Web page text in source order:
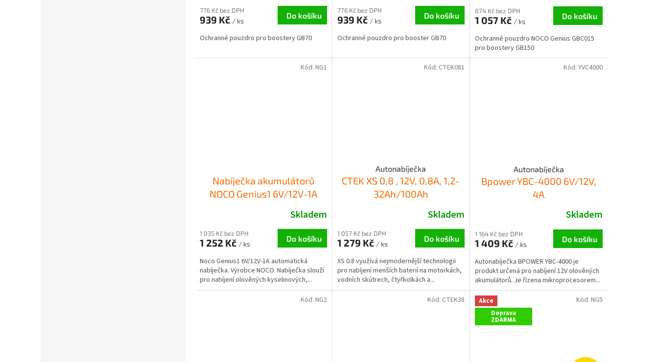
776 Kč bez DPH
939 Kč / ks
Do košíku
Ochranné pouzdro pro boostery GB70
776 Kč bez DPH
939 Kč / ks
Do košíku
Ochranné pouzdro pro booster GB70
874 Kč bez DPH
1 057 Kč / ks
Do košíku
Ochranné pouzdro NOCO Genius GBC015
pro boostery GB150
Nabíječka akumulátorů
NOCO Genius1 6V/12V-1A
Skladem
1 035 Kč bez DPH
1 252 Kč / ks
Do košíku
Noco Genius1 6V/12V-1A automatická
nabíječka. Výrobce NOCO. Nabíječka slouží
pro nabíjení olověných kyselinových,...
Kód: NG1
Autonabíječka
CTEK XS 0,8 , 12V, 0,8A, 1,2-
32Ah/100Ah
Skladem
1 057 Kč bez DPH
1 279 Kč / ks
Do košíku
XS 0.8 využívá nejmodernější technologii
pro nabíjení menších baterií na motorkách,
vodních skútrech, čtyřkolkách a...
Kód: CTEK081
Autonabíječka
Bpower YBC-4000 6V/12V,
4A
Skladem
1 164 Kč bez DPH
1 409 Kč / ks
Do košíku
Autonabíječka BPOWER YBC-4000 je
produkt určená pro nabíjení 12V olověných
akumulátorů. Je řízena mikroprocesorem...
Kód: YVC4000
Kód: NG2 Kód: CTEK38
Akce
Doprava
ZDARMA
Kód: NG5